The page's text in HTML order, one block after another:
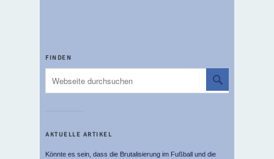
FINDEN
AKTUELLE ARTIKEL
Könnte es sein, dass die Brutalisierung im Fußball und die